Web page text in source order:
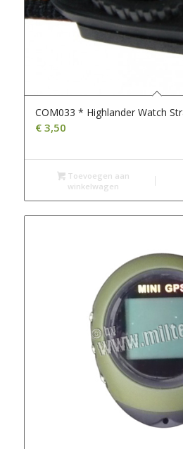
COM033 * Highlander Watch
€3,50
Toevoegen aan
winkelwagen